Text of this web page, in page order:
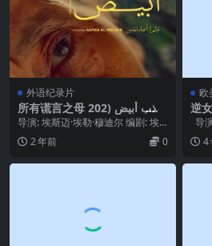
外语纪录片
所有谎言之母 كذب أبيض (202
3)
导演: 埃斯迈·埃勒·穆迪尔 编剧: 埃
斯迈·埃勒·穆迪尔 主演: 埃斯迈·埃
勒...2 年前 0
欧
逆
导
4